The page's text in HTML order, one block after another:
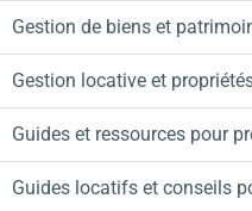
Gestion de biens et
Gestion locative et
Guides et ressources pour
Guides locatifs et conseils